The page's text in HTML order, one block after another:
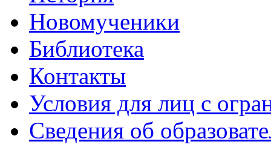
Новомученики
Библиотека
Контакты
Условия для лиц с
Сведения об